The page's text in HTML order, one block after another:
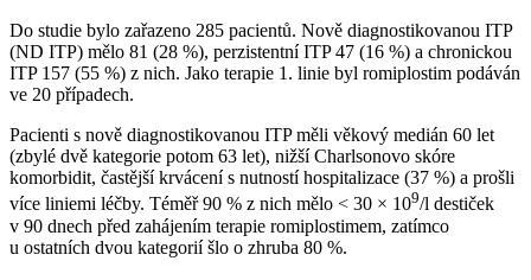
Do studie bylo zařazeno 285 pacientů. Nově diagnostikovanou ITP
(ND ITP) mělo 81 (28 %), perzistentní ITP 47 (16 %) a chronickou
ITP 157 (55 %) z nich. Jako terapie 1. linie byl romiplostim podáván
ve 20 případech.
Pacienti s nově diagnostikovanou ITP měli věkový medián 60 let
(zbylé dvě kategorie potom 63 let), nižší Charlsonovo skóre
komorbidit, častější krvácení s nutností hospitalizace (37 %) a prošli
více liniemi léčby. Téměř 90 % z nich mělo < 30 × 109/l destiček
v 90 dnech před zahájením terapie romiplostimem, zatímco
u ostatních dvou kategorií šlo o zhruba 80 %.